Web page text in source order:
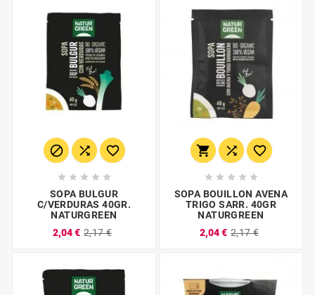
  
    
SOPA BULGUR
C/VERDURAS 40GR.
NATURGREEN
2,04 € 2,17 €
  
    
SOPA BOUILLON AVENA
TRIGO SARR. 40GR
NATURGREEN
2,04 € 2,17 €